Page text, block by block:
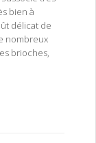
bien à
délicat de
nombreux
brioches,